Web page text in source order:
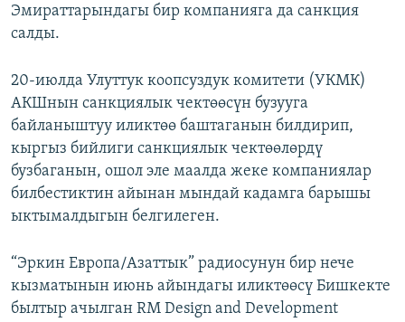
Эмираттарындагы бир компанияга да санкция
салды.
20-июлда Улуттук коопсуздук комитети (УКМК)
АКШнын санкциялык чектөөсүн бузууга
байланыштуу иликтөө баштаганын билдирип,
кыргыз бийлиги санкциялык чектөөлөрдү
бузбаганын, ошол эле маалда жеке компаниялар
билбестиктин айынан мындай кадамга барышы
ыктымалдыгын белгилеген.
“Эркин Европа/Азаттык” радиосунун бир нече
кызматынын июнь айындагы иликтөөсү Бишкекте
былтыр ачылган RM Design and Development